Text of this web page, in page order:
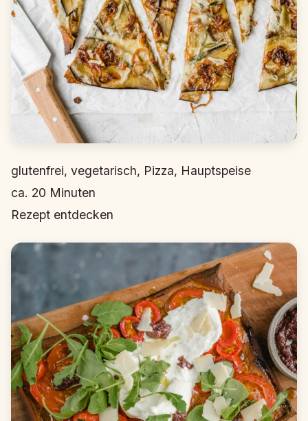
glutenfrei, vegetarisch, Pizza, Hauptspeise
ca. 20 Minuten
Rezept entdecken